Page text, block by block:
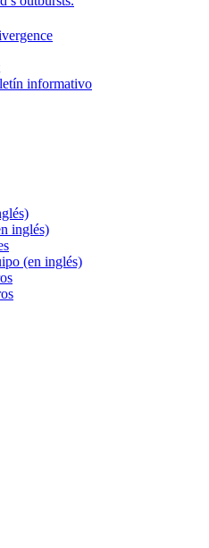
informativo
inglés)
(en inglés)